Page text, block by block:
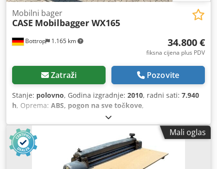
Bottrop 1.165 km
Mobilni bager
CASE Mobilbagger WX165
34.800 €
fiksna cijena plus PDV
Zatraži Pozovite
Stanje: polovno, Godina izgradnje: 2010, radni sati: 7.940
h, Oprema: ABS, pogon na sve točkove,
Mali oglas